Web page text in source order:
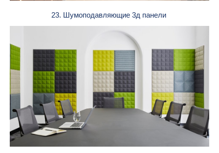
23. Шумоподавляющие 3д панели